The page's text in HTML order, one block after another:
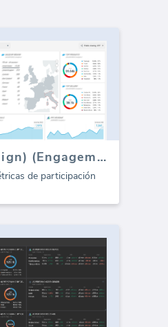
(ActiveCampaign) (Engagement)
de participación